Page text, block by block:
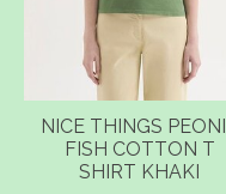
NICE THINGS
FISH COTTON T
SHIRT KHAKI